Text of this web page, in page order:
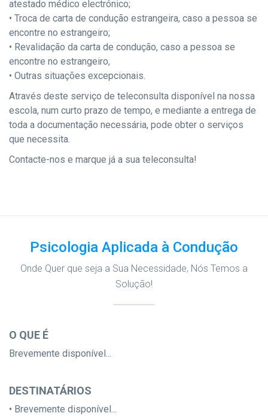
atestado médico electrónico;
• Troca de carta de condução estrangeira, caso a pessoa se
encontre no estrangeiro;
• Revalidação da carta de condução, caso a pessoa se
encontre no estrangeiro,
• Outras situações excepcionais.
Através deste serviço de teleconsulta disponível na nossa
escola, num curto prazo de tempo, e mediante a entrega de
toda a documentação necessária, pode obter o serviços
que necessita.
Contacte-nos e marque já a sua teleconsulta!
Psicologia Aplicada à Condução
Onde Quer que seja a Sua Necessidade, Nós Temos a
Solução!
O QUE É
Brevemente disponível...
DESTINATÁRIOS
• Brevemente disponível...